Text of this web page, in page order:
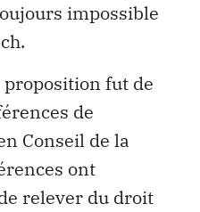
impossible
fut de
de
Conseil de la
ont
relever du droit